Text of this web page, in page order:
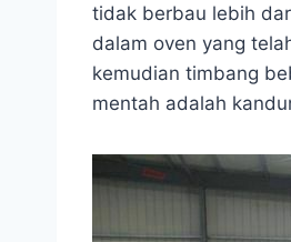
tidak berbau lebih
dalam oven yang
kemudian timbang
mentah adalah